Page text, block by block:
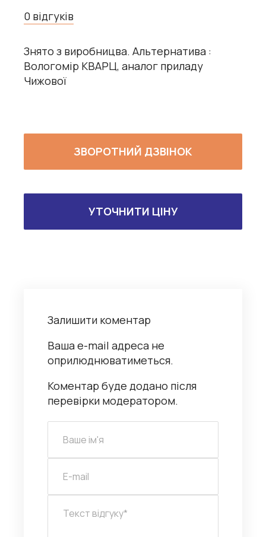
0 відгуків
Знято з виробницва. Альтернатива :
Вологомір КВАРЦ, аналог приладу
Чижової
ЗВОРОТНИЙ ДЗВІНОК
УТОЧНИТИ ЦІНУ
Залишити коментар
Ваша e-mail адреса не
оприлюднюватиметься.
Коментар буде додано після
перевірки модератором.